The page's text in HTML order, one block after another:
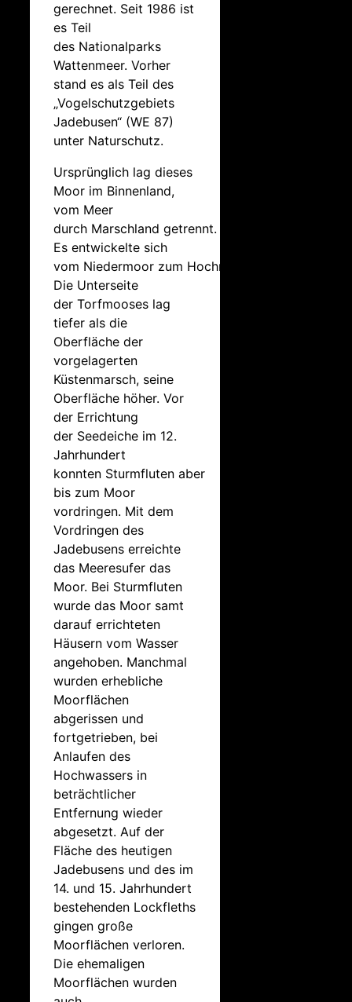
gerechnet. Seit 1986 ist
es Teil
des Nationalparks
Wattenmeer. Vorher
stand es als Teil des
„Vogelschutzgebiets
Jadebusen“ (WE 87)
unter Naturschutz.
Ursprünglich lag dieses
Moor im Binnenland,
vom Meer
durch Marschland getrennt.
Es entwickelte sich
vom Niedermoor zum Hochmoor.
Die Unterseite
der Torfmooses lag
tiefer als die
Oberfläche der
vorgelagerten
Küstenmarsch, seine
Oberfläche höher. Vor
der Errichtung
der Seedeiche im 12.
Jahrhundert
konnten Sturmfluten aber
bis zum Moor
vordringen. Mit dem
Vordringen des
Jadebusens erreichte
das Meeresufer das
Moor. Bei Sturmfluten
wurde das Moor samt
darauf errichteten
Häusern vom Wasser
angehoben. Manchmal
wurden erhebliche
Moorflächen
abgerissen und
fortgetrieben, bei
Anlaufen des
Hochwassers in
beträchtlicher
Entfernung wieder
abgesetzt. Auf der
Fläche des heutigen
Jadebusens und des im
14. und 15. Jahrhundert
bestehenden Lockfleths
gingen große
Moorflächen verloren.
Die ehemaligen
Moorflächen wurden